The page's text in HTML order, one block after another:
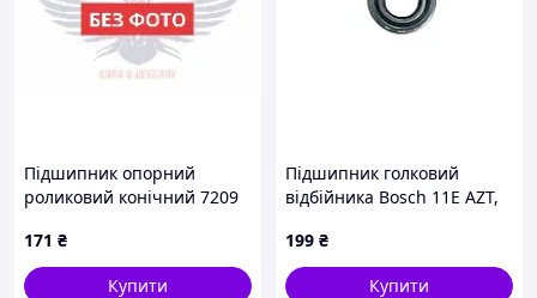
Підшипник опорний
роликовий конічний 7209
(85х45х20,75) (7209 "30209")
,7209 "30209",7209|30209|
171 ₴
Купити
Підшипник голковий
відбійника Воsch 11E AZT,
199 ₴
Купити